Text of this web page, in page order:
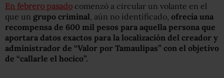
En febrero pasado comenzó a circular un volante en el
que un grupo criminal , aún no identificado, ofrecía una
recompensa de 600 mil pesos para aquella persona que
aportara datos exactos para la localización del creador y
administrador de “Valor por Tamaulipas” con el objetivo
de “callarle el hocico”.